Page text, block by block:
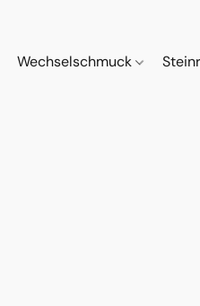
Wechselschmuck